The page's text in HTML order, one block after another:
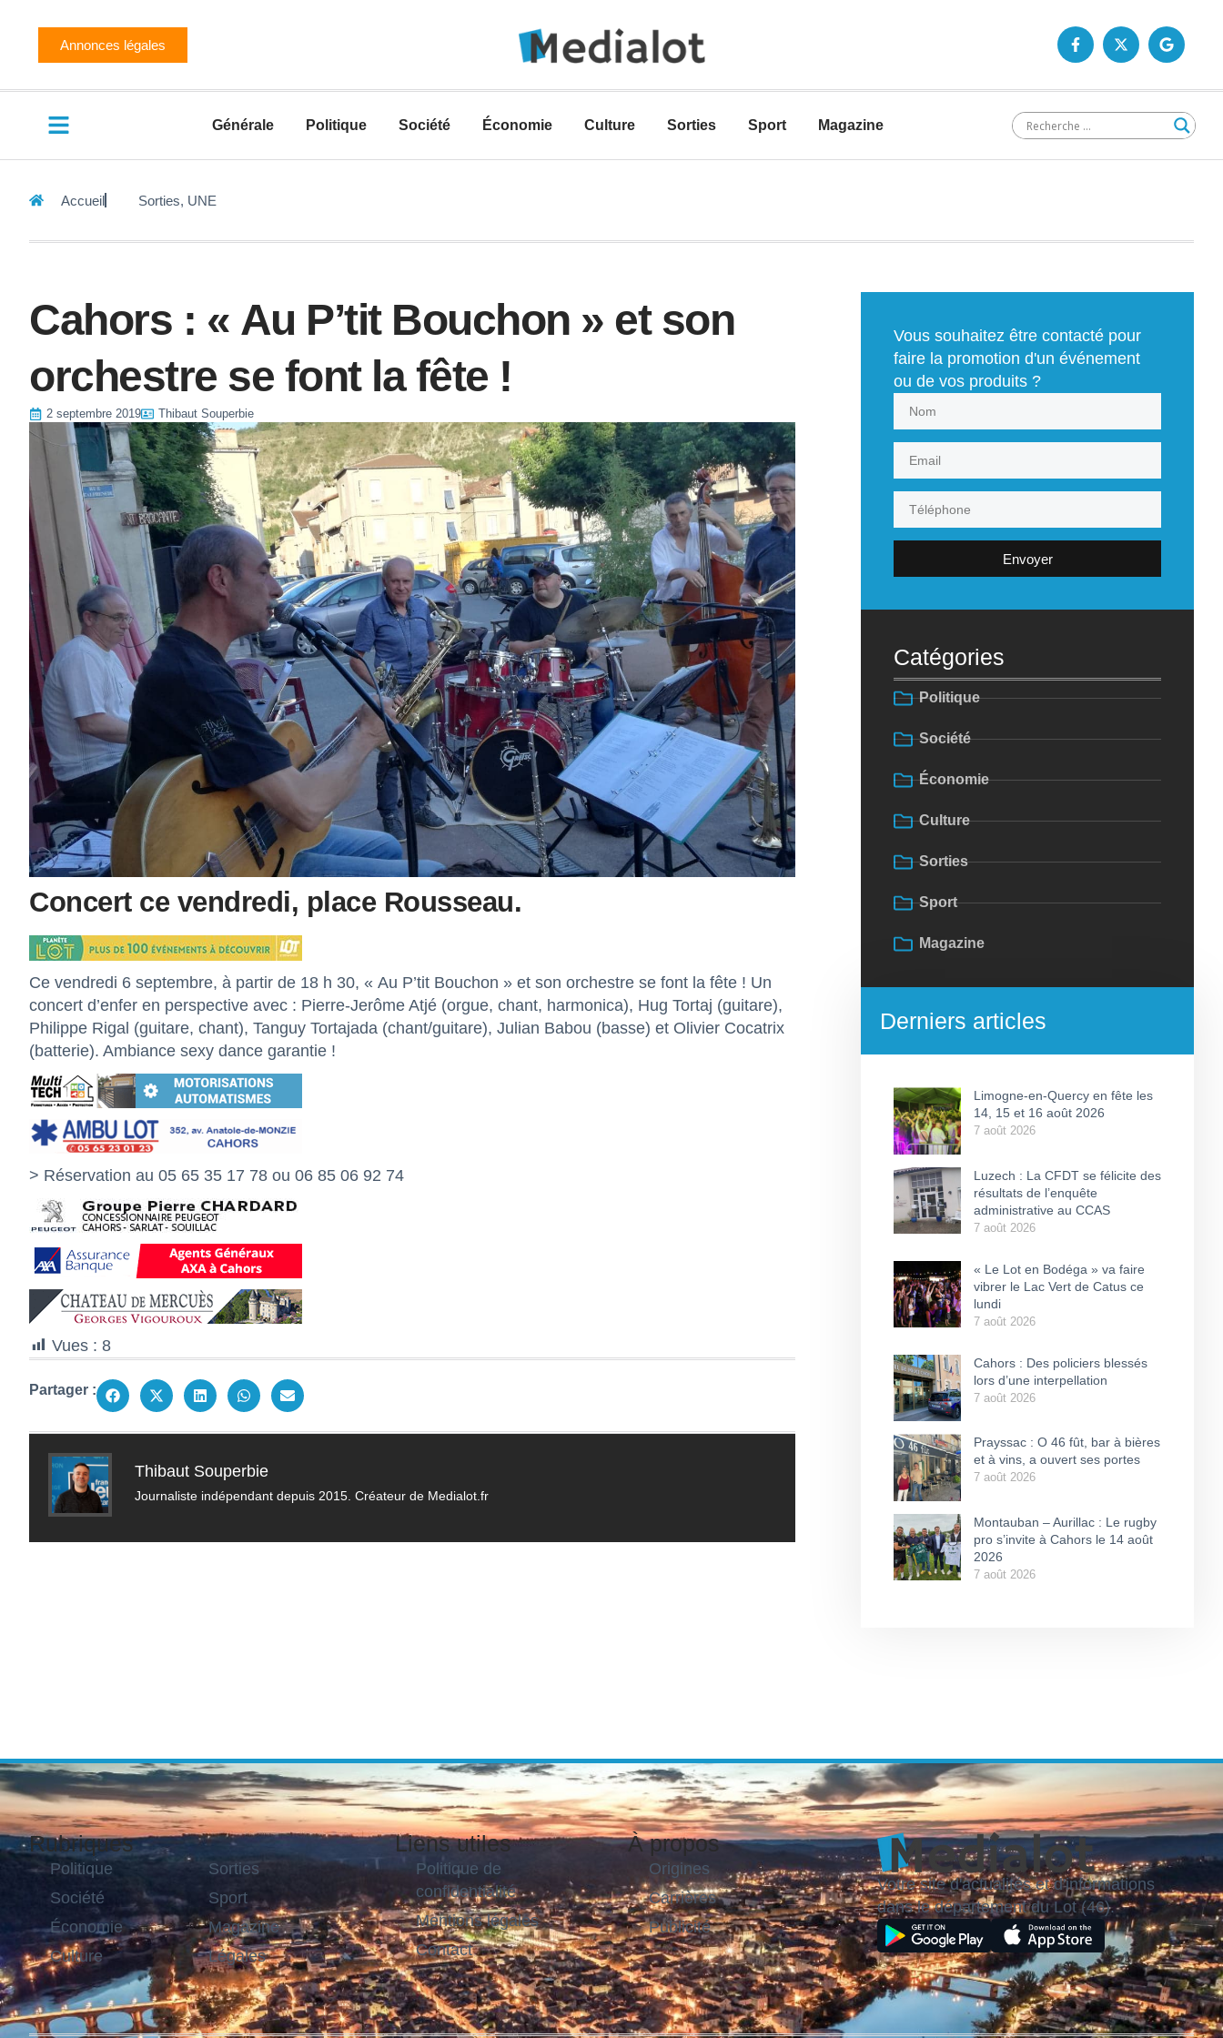
Annonces légales
Générale Politique Société Économie Culture Sorties Sport Magazine
Accueil Sorties, UNE
Cahors : « Au P’tit Bouchon » et son
orchestre se font la fête !
2 septembre 2019 Thibaut Souperbie
Concert ce vendredi, place Rousseau.
Ce vendredi 6 septembre, à partir de 18 h 30, « Au P’tit Bouchon » et son orchestre se font la fête ! Un
concert d’enfer en perspective avec : Pierre-Jerôme Atjé (orgue, chant, harmonica), Hug Tortaj (guitare),
Philippe Rigal (guitare, chant), Tanguy Tortajada (chant/guitare), Julian Babou (basse) et Olivier Cocatrix
(batterie). Ambiance sexy dance garantie !
> Réservation au 05 65 35 17 78 ou 06 85 06 92 74
Vues : 8
Partager :
Thibaut Souperbie
Journaliste indépendant depuis 2015. Créateur de Medialot.fr
Vous souhaitez être contacté pour
faire la promotion d'un événement
ou de vos produits ?
Envoyer
Catégories
Politique
Société
Économie
Culture
Sorties
Sport
Magazine
Derniers articles
Limogne-en-Quercy en fête les
14, 15 et 16 août 2026
7 août 2026
Luzech : La CFDT se félicite des
résultats de l’enquête
administrative au CCAS
7 août 2026
« Le Lot en Bodéga » va faire
vibrer le Lac Vert de Catus ce
lundi
7 août 2026
Cahors : Des policiers blessés
lors d’une interpellation
7 août 2026
Prayssac : O 46 fût, bar à bières
et à vins, a ouvert ses portes
7 août 2026
Montauban – Aurillac : Le rugby
pro s’invite à Cahors le 14 août
2026
7 août 2026
Rubriques
Politique
Société
Économie
Culture
Sorties
Sport
Magazine
Légales
Liens utiles
Politique de
confidentialité
Mentions légales
Contact
À propos
Origines
Carrières
Publicité
Votre site d'actualités et d'informations
dans le département du Lot (46).